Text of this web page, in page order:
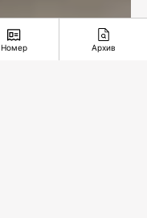
Номер Архив